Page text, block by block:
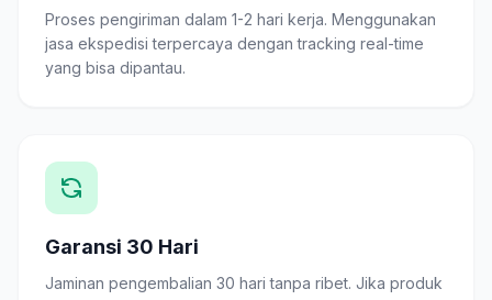
Proses pengiriman dalam 1-2 hari kerja. Menggunakan
jasa ekspedisi terpercaya dengan tracking real-time
yang bisa dipantau.
Garansi 30 Hari
Jaminan pengembalian 30 hari tanpa ribet. Jika produk